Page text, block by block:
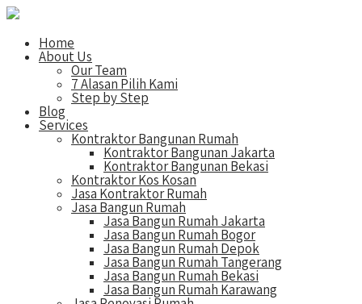
Home
About Us
Our Team
7 Alasan Pilih Kami
Step by Step
Blog
Services
Kontraktor Bangunan Rumah
Kontraktor Bangunan Jakarta
Kontraktor Bangunan Bekasi
Kontraktor Kos Kosan
Jasa Kontraktor Rumah
Jasa Bangun Rumah
Jasa Bangun Rumah Jakarta
Jasa Bangun Rumah Bogor
Jasa Bangun Rumah Depok
Jasa Bangun Rumah Tangerang
Jasa Bangun Rumah Bekasi
Jasa Bangun Rumah Karawang